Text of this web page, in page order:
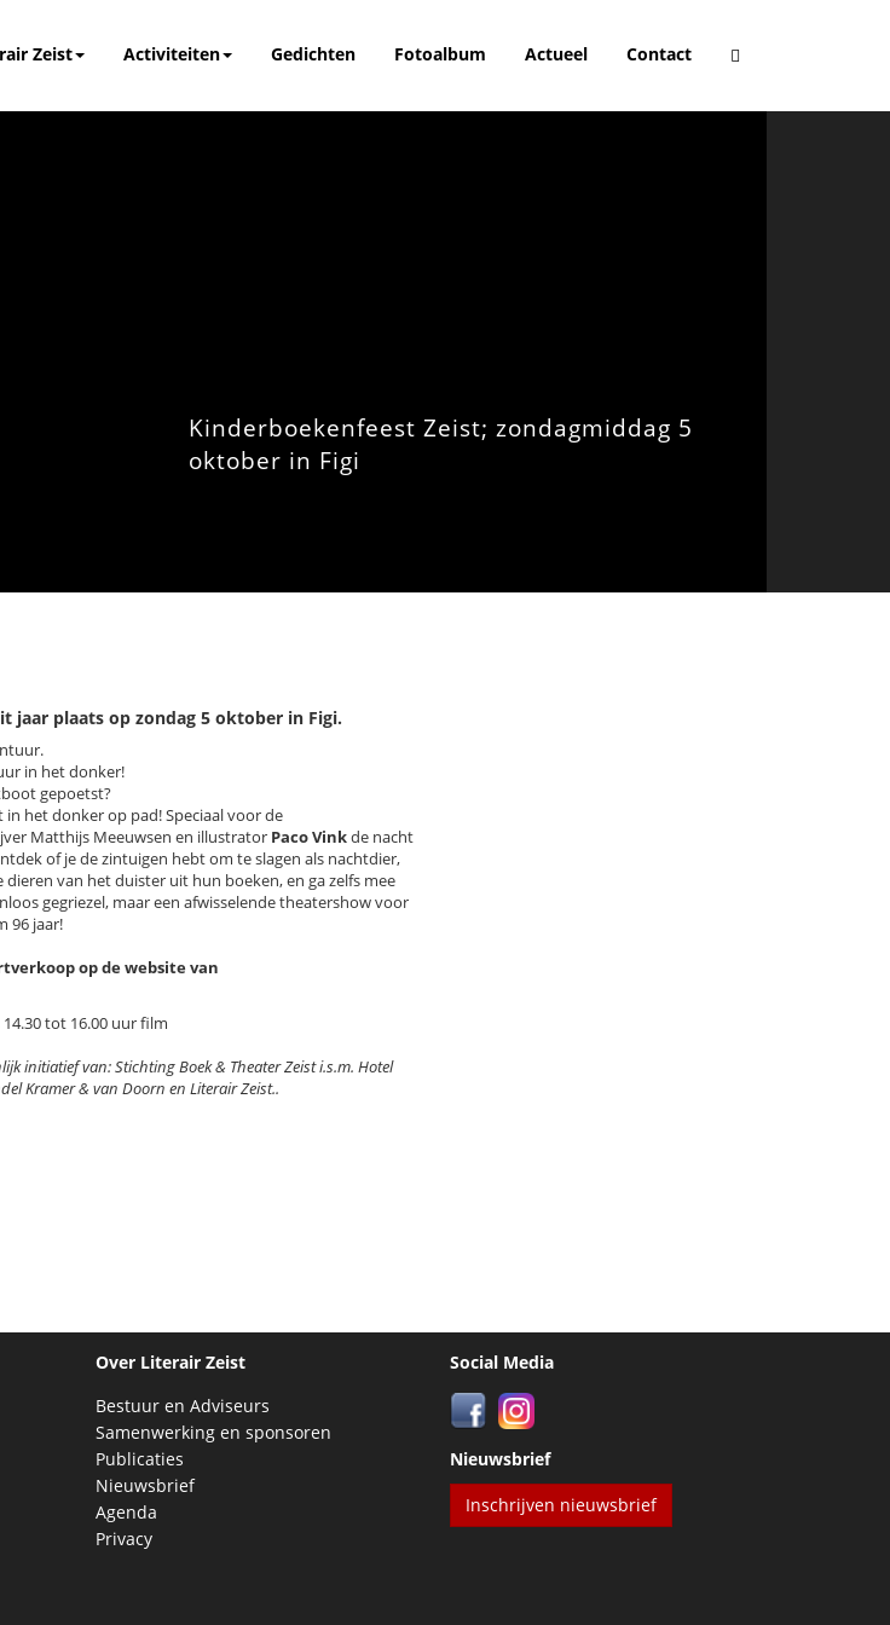
Zeist Activiteiten Gedichten Fotoalbum Actueel Contact
Kinderboekenfeest Zeist; zondagmiddag 5
oktober in Figi
jaar plaats op zondag 5 oktober in Figi.
in het donker!
gepoetst?
het donker op pad! Speciaal voor de
Matthijs Meeuwsen en illustrator Paco Vinkde nacht
of je de zintuigen hebt om te slagen als nachtdier,
van het duister uit hun boeken, en ga zelfs mee
gegriezel, maar een afwisselende theatershow voor
96 jaar!
op de website van
tot 16.00 uur film
initiatief van: Stichting Boek & Theater Zeist i.s.m. Hotel
Kramer & van Doorn en Literair Zeist..
Over Literair Zeist
Bestuur en Adviseurs
Samenwerking en sponsoren
Publicaties
Nieuwsbrief
Agenda
Privacy
Social Media
Nieuwsbrief
Inschrijven nieuwsbrief